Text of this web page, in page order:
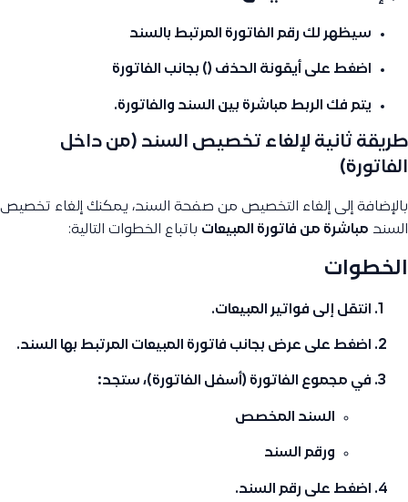
سيظهر لك رقم الفاتورة المرتبط بالسند
اضغط على أيقونة الحذف () بجانب الفاتورة
يتم فك الربط مباشرة بين السند والفاتورة.
طريقة ثانية لإلغاء تخصيص السند (من داخل
الفاتورة)
بالإضافة إلى إلغاء التخصيص من صفحة السند، يمكنك إلغاء تخصيص
السند مباشرة من فاتورة المبيعات باتباع الخطوات التالية:
الخطوات
انتقل إلى فواتير المبيعات.
اضغط على عرض بجانب فاتورة المبيعات المرتبط بها السند.
في مجموع الفاتورة (أسفل الفاتورة)، ستجد:
السند المخصص
ورقم السند
اضغط على رقم السند.